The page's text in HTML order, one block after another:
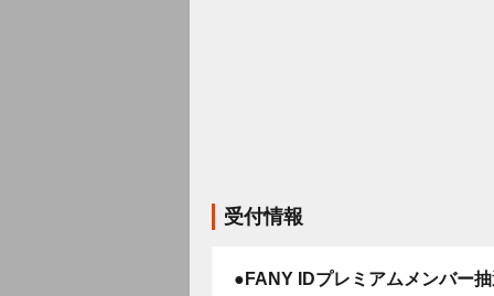
受付情報
●FANY IDプレミアムメンバー